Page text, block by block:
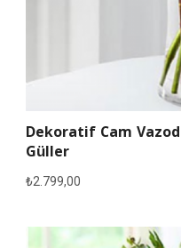
Dekoratif Cam
Güller
₺2.799,00